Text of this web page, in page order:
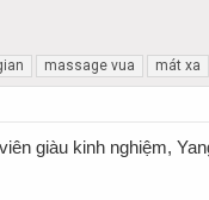
massage vua mát xa
giàu kinh nghiệm,